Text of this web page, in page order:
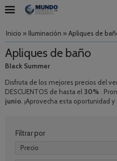
Inicio » Iluminación » Apliques de
Apliques de baño
Black Summer
Disfruta de los mejores precios del
DESCUENTOS de hasta el 30% .
junio . ¡Aprovecha esta oportunidad
Filtrar por
Precio